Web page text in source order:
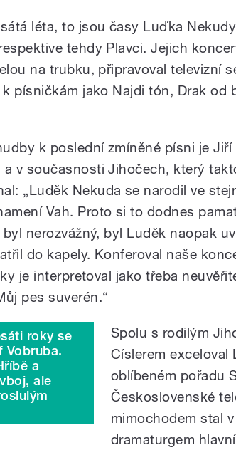
léta, to jsou časy Luďka
tehdy Plavci. Jejich
na trubku, připravoval televizní
písničkám jako Najdi tón, Drak od
k poslední zmíněné písni je Jiří
a v současnosti Jihočech, který
„Luděk Nekuda se narodil ve
Vah. Proto si to dodnes
nerozvážný, byl Luděk naopak
do kapely. Konferoval naše
je interpretoval jako třeba
pes suverén.“
roky se
Vobruba.
a
ale
Spolu s rodilým
Císlerem exceloval
oblíbeném pořadu
Československé
mimochodem stal
dramaturgem